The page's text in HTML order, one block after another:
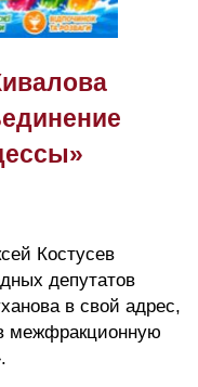
Костусев
депутатов
в свой адрес,
межфракционную